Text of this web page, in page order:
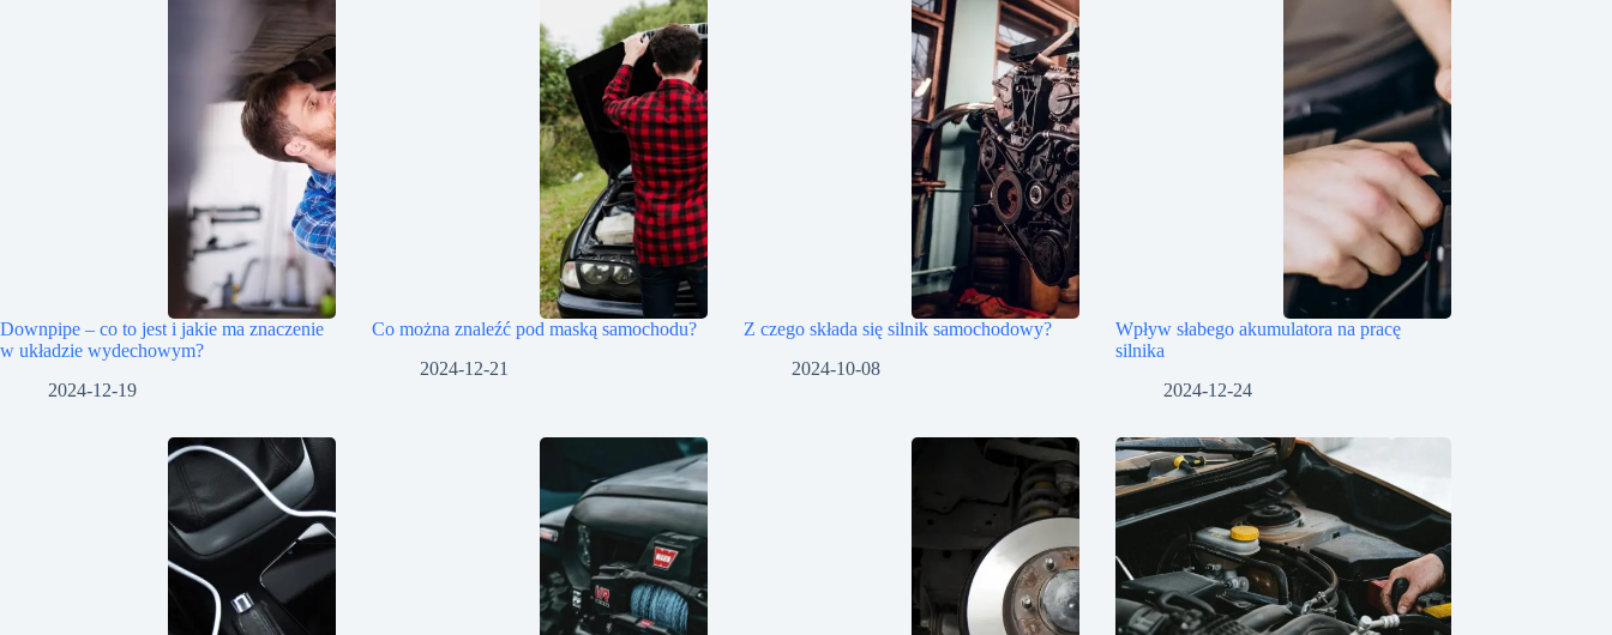
Downpipe – co to jest i jakie ma znaczenie
w układzie wydechowym?
2024-12-19
Co można znaleźć pod maską samochodu?
2024-12-21
Z czego składa się silnik samochodowy?
2024-10-08
Wpływ słabego akumulatora na pracę
silnika
2024-12-24